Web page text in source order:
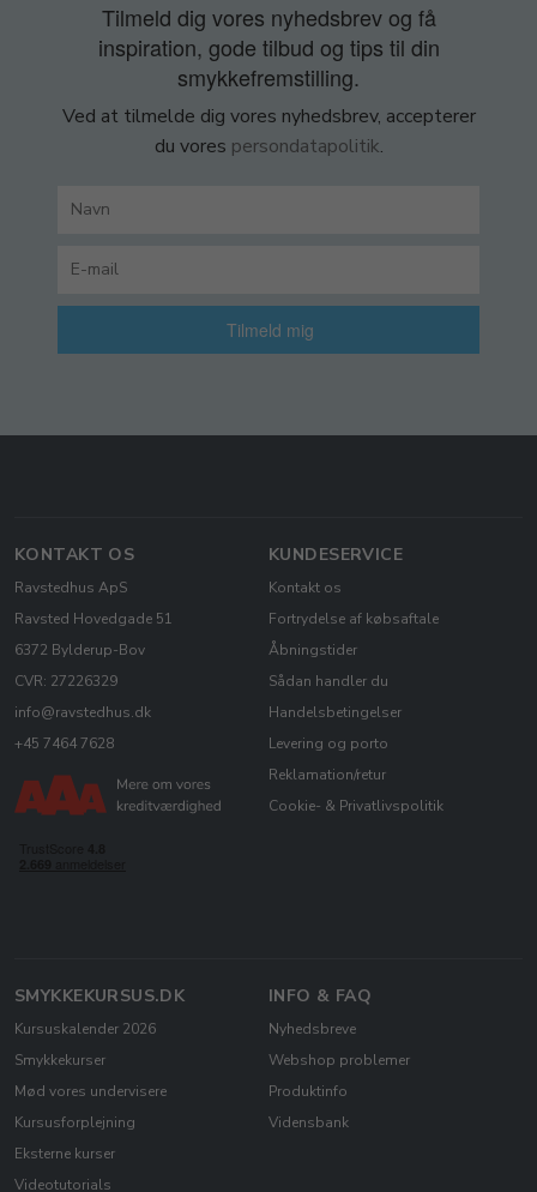
Tilmeld dig vores nyhedsbrev og få
inspiration, gode tilbud og tips til din
smykkefremstilling.
Ved at tilmelde dig vores nyhedsbrev, accepterer
du vores persondatapolitik.
Tilmeld mig
KONTAKT OS
Ravstedhus ApS
Ravsted Hovedgade 51
6372 Bylderup-Bov
CVR: 27226329
info@ravstedhus.dk
+45 7464 7628
KUNDESERVICE
Kontakt os
Fortrydelse af købsaftale
Åbningstider
Sådan handler du
Handelsbetingelser
Levering og porto
Reklamation/retur
Cookie- & Privatlivspolitik
SMYKKEKURSUS.DK
Kursuskalender 2026
Smykkekurser
Mød vores undervisere
Kursusforplejning
Eksterne kurser
Videotutorials
INFO & FAQ
Nyhedsbreve
Webshop problemer
Produktinfo
Vidensbank